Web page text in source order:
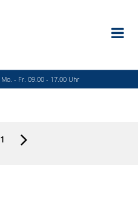
Mo. - Fr. 09.00 - 17.00 Uhr
1